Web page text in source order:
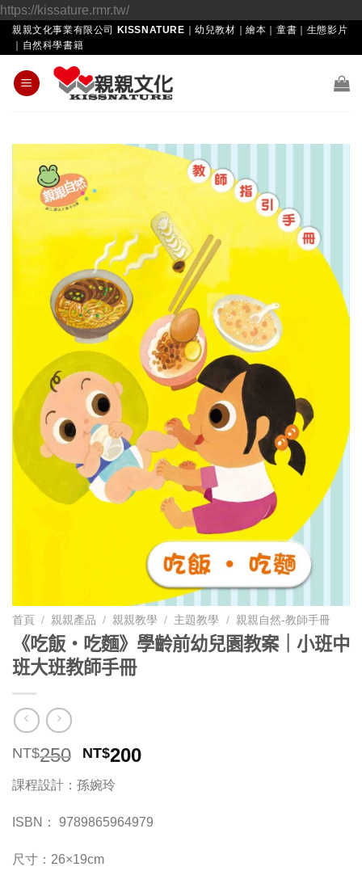
https://kissature.rmr.tw/Skip
to
親親文化事業有限公司 KISSNATURE｜幼兒教材｜繪本｜童書｜生態影片
｜自然科學書籍
首頁 / 親親產品 / 親親教學 / 主題教學 / 親親自然-教師手冊
《吃飯‧吃麵》學齡前幼兒園教案｜小班中
班大班教師手冊
NT$250 原
始
價
格：
NT$250。
NT$200目
格：
NT$200。
課程設計：孫婉玲
ISBN： 9789865964979
尺寸：26×19cm